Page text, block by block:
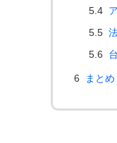
5.4
5.5
5.6
6 まとめ